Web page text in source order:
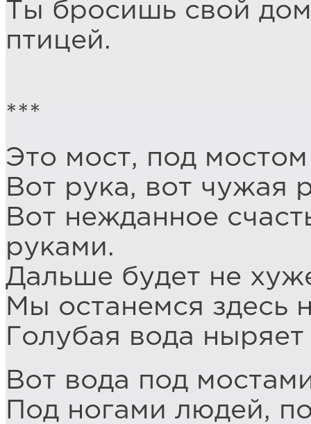
Ты бросишь свой
птицей.
***
Это мост, под
Вот рука, вот чужая
Вот нежданное
руками.
Дальше будет не
Мы останемся здесь
Голубая вода
Вот вода под
Под ногами людей,